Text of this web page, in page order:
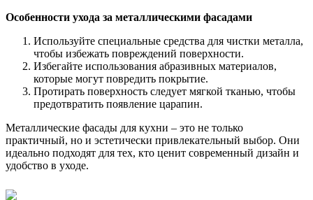
Особенности ухода за металлическими фасадами
Используйте специальные средства для чистки металла,
чтобы избежать повреждений поверхности.
Избегайте использования абразивных материалов,
которые могут повредить покрытие.
Протирать поверхность следует мягкой тканью, чтобы
предотвратить появление царапин.
Металлические фасады для кухни – это не только
практичный, но и эстетически привлекательный выбор. Они
идеально подходят для тех, кто ценит современный дизайн и
удобство в уходе.